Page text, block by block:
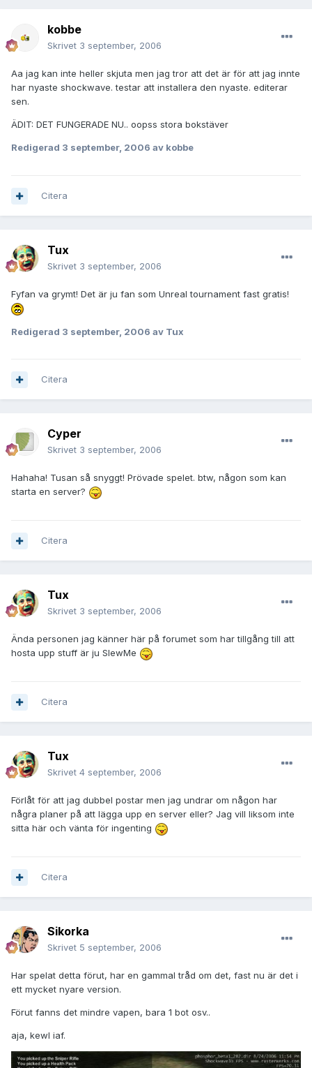
kobbe
Skrivet 3 september, 2006
Aa jag kan inte heller skjuta men jag tror att det är för att jag innte
har nyaste shockwave. testar att installera den nyaste. editerar
sen.
ÄDIT: DET FUNGERADE NU.. oopss stora bokstäver
Redigerad 3 september, 2006 av kobbe
Citera
Tux
Skrivet 3 september, 2006
Fyfan va grymt! Det är ju fan som Unreal tournament fast gratis!
Redigerad 3 september, 2006 av Tux
Citera
Cyper
Skrivet 3 september, 2006
Hahaha! Tusan så snyggt! Prövade spelet. btw, någon som kan
starta en server?
Citera
Tux
Skrivet 3 september, 2006
Ända personen jag känner här på forumet som har tillgång till att
hosta upp stuff är ju SlewMe
Citera
Tux
Skrivet 4 september, 2006
Förlåt för att jag dubbel postar men jag undrar om någon har
några planer på att lägga upp en server eller? Jag vill liksom inte
sitta här och vänta för ingenting
Citera
Sikorka
Skrivet 5 september, 2006
Har spelat detta förut, har en gammal tråd om det, fast nu är det i
ett mycket nyare version.
Förut fanns det mindre vapen, bara 1 bot osv..
aja, kewl iaf.